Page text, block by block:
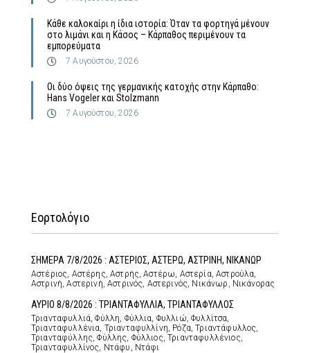
Κάθε καλοκαίρι η ίδια ιστορία: Όταν τα φορτηγά μένουν
στο λιμάνι και η Κάσος – Κάρπαθος περιμένουν τα
εμπορεύματα
7 Αυγούστου, 2026
Οι δύο όψεις της γερμανικής κατοχής στην Κάρπαθο:
Hans Vogeler και Stolzmann
7 Αυγούστου, 2026
Εορτολόγιο
ΣΗΜΕΡΑ 7/8/2026 : ΑΣΤΕΡΙΟΣ, ΑΣΤΕΡΩ, ΑΣΤΡΙΝΗ, ΝΙΚΑΝΩΡ
Αστέριος, Αστέρης, Αστρής, Αστέρω, Αστερία, Αστρούλα,
Αστρινή, Αστερινή, Αστρινός, Αστερινός, Νικάνωρ, Νικάνορας
ΑΥΡΙΟ 8/8/2026 : ΤΡΙΑΝΤΑΦΥΛΛΙΑ, ΤΡΙΑΝΤΑΦΥΛΛΟΣ
Τριανταφυλλιά, Φύλλη, Φύλλια, Φυλλιώ, Φυλλίτσα,
Τριανταφυλλένια, Τριανταφυλλίνη, Ρόζα, Τριαντάφυλλος,
Τριανταφύλλης, Φύλλης, Φύλλιος, Τριανταφυλλένιος,
Τριανταφυλλίνος, Ντάφυ, Ντάφι